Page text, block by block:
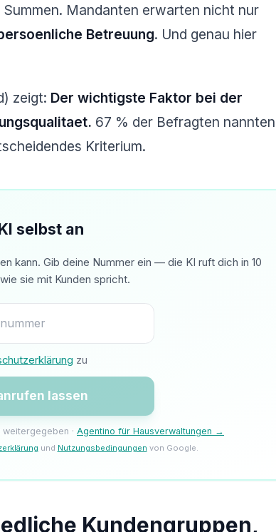
Mandanten erwarten nicht nur
Betreuung. Und genau hier
zeigt: Der wichtigste Faktor bei der
67 % der Befragten nannten
Kriterium.
selbst an
kann. Gib deine Nummer ein — die KI ruft dich in 10
sie mit Kunden spricht.
zu
lassen
weitergegeben · Agentino für Hausverwaltungen →
und Nutzungsbedingungen von Google.
Kundengruppen,